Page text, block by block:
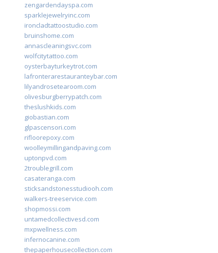
zengardendayspa.com
sparklejewelryinc.com
ironcladtattoostudio.com
bruinshome.com
annascleaningsvc.com
wolfcitytattoo.com
oysterbayturkeytrot.com
lafronterarestauranteybar.com
lilyandrosetearoom.com
olivesburgberrypatch.com
theslushkids.com
giobastian.com
glpascensori.com
rifloorepoxy.com
woolleymillingandpaving.com
uptonpvd.com
2troublegrill.com
casateranga.com
sticksandstonesstudiooh.com
walkers-treeservice.com
shopmossi.com
untamedcollectivesd.com
mxpwellness.com
infernocanine.com
thepaperhousecollection.com